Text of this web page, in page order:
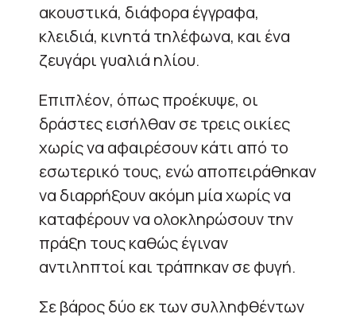
ακουστικά, διάφορα έγγραφα,
κλειδιά, κινητά τηλέφωνα, και ένα
ζευγάρι γυαλιά ηλίου.
Επιπλέον, όπως προέκυψε, οι
δράστες εισήλθαν σε τρεις οικίες
χωρίς να αφαιρέσουν κάτι από το
εσωτερικό τους, ενώ αποπειράθηκαν
να διαρρήξουν ακόμη μία χωρίς να
καταφέρουν να ολοκληρώσουν την
πράξη τους καθώς έγιναν
αντιληπτοί και τράπηκαν σε φυγή.
Σε βάρος δύο εκ των συλληφθέντων